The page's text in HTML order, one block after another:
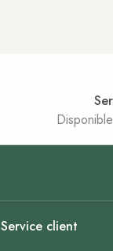
Service client